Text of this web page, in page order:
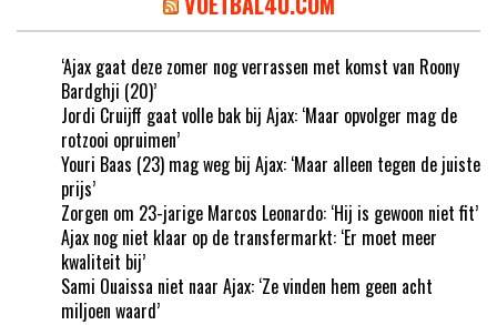
‘Ajax gaat deze zomer nog verrassen met komst van Roony
Bardghji (20)’
Jordi Cruijff gaat volle bak bij Ajax: ‘Maar opvolger mag de
rotzooi opruimen’
Youri Baas (23) mag weg bij Ajax: ‘Maar alleen tegen de juiste
prijs’
Zorgen om 23-jarige Marcos Leonardo: ‘Hij is gewoon niet fit’
Ajax nog niet klaar op de transfermarkt: ‘Er moet meer
kwaliteit bij’
Sami Ouaissa niet naar Ajax: ‘Ze vinden hem geen acht
miljoen waard’